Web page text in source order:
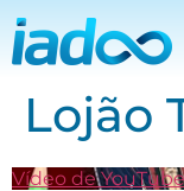
Lojão
Vídeo de YouTube